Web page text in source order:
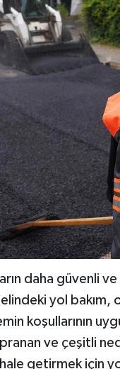
daha güvenli ve
yol bakım,
koşullarının
ve çeşitli
getirmek için